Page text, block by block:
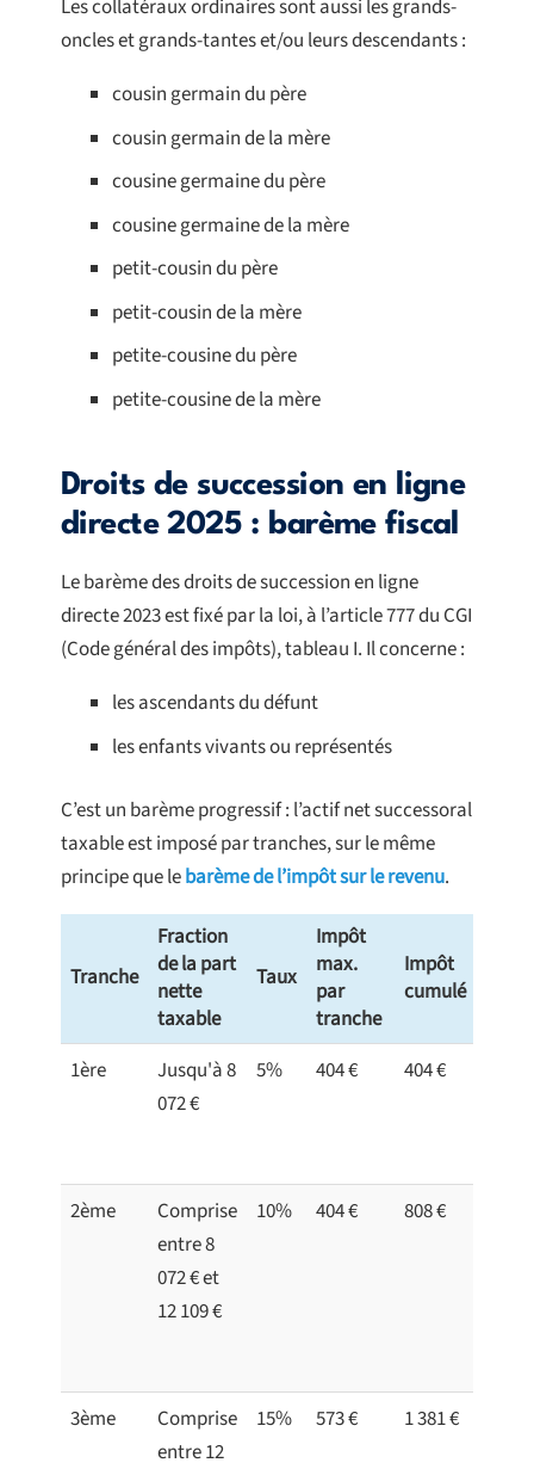
Les collatéraux ordinaires sont aussi les grands-
oncles et grands-tantes et/ou leurs descendants :
cousin germain du père
cousin germain de la mère
cousine germaine du père
cousine germaine de la mère
petit-cousin du père
petit-cousin de la mère
petite-cousine du père
petite-cousine de la mère
Droits de succession en ligne
directe 2025 : barème fiscal
Le barème des droits de succession en ligne
directe 2023 est fixé par la loi, à l’article 777 du CGI
(Code général des impôts), tableau I. Il concerne :
les ascendants du défunt
les enfants vivants ou représentés
C’est un barème progressif : l’actif net successoral
taxable est imposé par tranches, sur le même
principe que lebarème de l’impôt sur le revenu.
Tranche
Fraction
de la part
nette
taxable
Taux
Impôt
max.
par
tranche
Impôt
cumulé
1ère
Jusqu'à 8
072 €
5% 404 € 404 €
2ème
Comprise
entre 8
072 € et
12 109 €
10% 404 € 808 €
3ème
Comprise
entre 12
15% 573 € 1 381 €